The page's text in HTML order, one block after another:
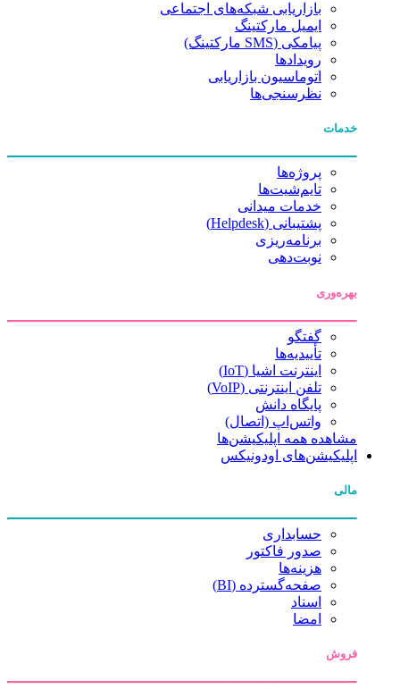
بازاریابی شبکه‌های اجتماعی
ایمیل مارکتینگ
پیامکی (SMS مارکتینگ)
رویدادها
اتوماسیون بازاریابی
نظرسنجی‌ها
خدمات
پروژه‌ها
تایم‌شیت‌ها
خدمات میدانی
پشتیبانی (Helpdesk)
برنامه‌ریزی
نوبت‌دهی
بهره‌وری
گفتگو
تأییدیه‌ها
اینترنت اشیا (IoT)
تلفن اینترنتی (VoIP)
پایگاه دانش
واتس‌اپ (اتصال)
مشاهده همه اپلیکیشن‌ها
اپلیکیشن‌های اودونیکس
مالی
حسابداری
صدور فاکتور
هزینه‌ها
صفحه‌گسترده (BI)
اسناد
امضا
فروش